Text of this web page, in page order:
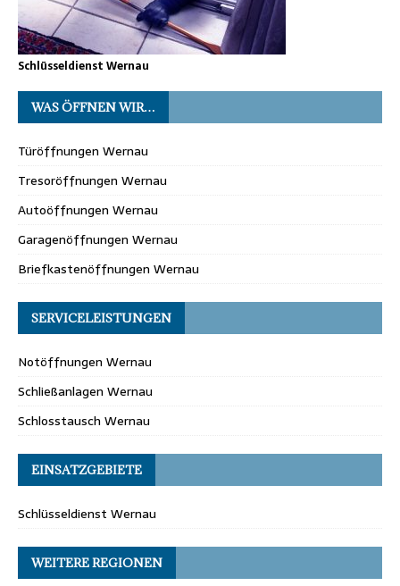
Schlüsseldienst Wernau
WAS ÖFFNEN WIR…
Türöffnungen Wernau
Tresoröffnungen Wernau
Autoöffnungen Wernau
Garagenöffnungen Wernau
Briefkastenöffnungen Wernau
SERVICELEISTUNGEN
Notöffnungen Wernau
Schließanlagen Wernau
Schlosstausch Wernau
EINSATZGEBIETE
Schlüsseldienst Wernau
WEITERE REGIONEN